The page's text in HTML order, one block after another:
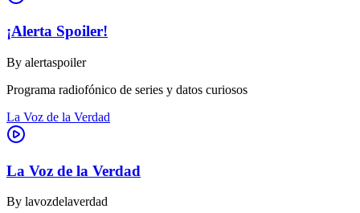
¡Alerta Spoiler!
By alertaspoiler
Programa radiofónico de series y datos curiosos
La Voz de la Verdad
La Voz de la Verdad
By lavozdelaverdad